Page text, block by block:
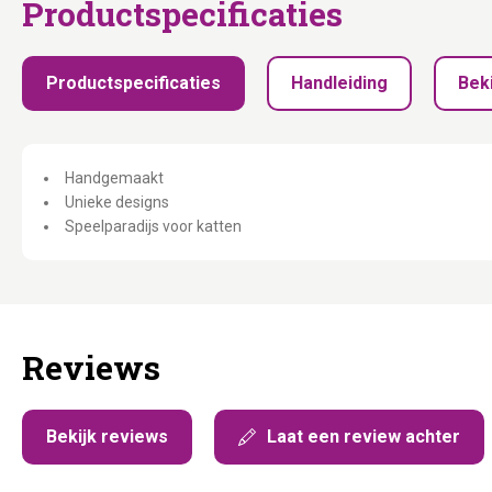
Productspecificaties
Productspecificaties Handleiding
Handgemaakt
Unieke designs
Speelparadijs voor katten
Reviews
Bekijk reviews Laat een review achter